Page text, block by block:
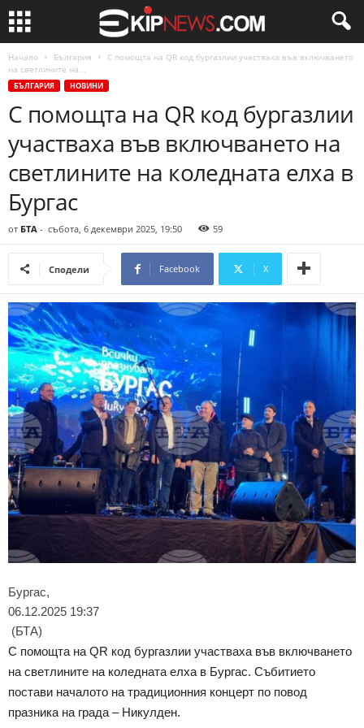
Начало България
С помощта на QR код бургазлии участваха във включването
на светлините на...
БЪЛГАРИЯ НОВИНИ
С помощта на QR код бургазлии
участваха във включването на
светлините на коледната елха в
Бургас
от БТА - събота, 6 декември 2025, 19:50 59
Сподели Facebook X
Бургас,
06.12.2025 19:37
(БТА)
С помощта на QR код бургазлии участваха във включването
на светлините на коледната елха в Бургас. Събитието
постави началото на традиционния концерт по повод
празника на града – Никулден.